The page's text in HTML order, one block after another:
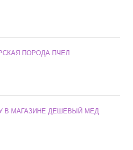
ПОРОДА ПЧЕЛ
В МАГАЗИНЕ ДЕШЕВЫЙ МЕД